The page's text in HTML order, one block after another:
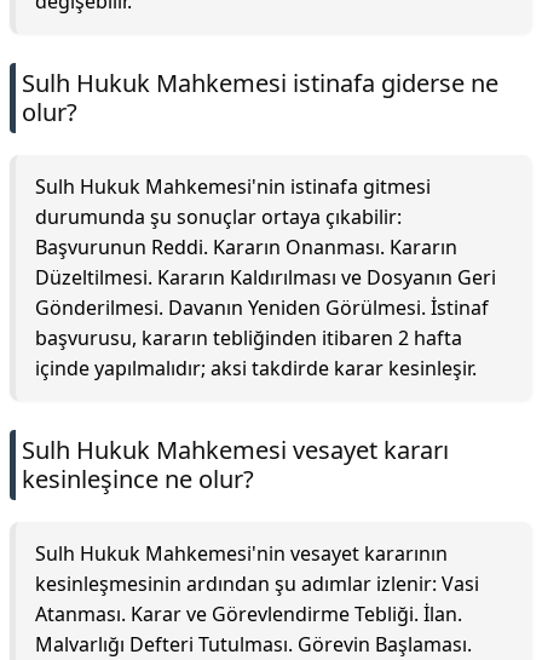
Sulh Hukuk Mahkemesi istinafa giderse ne
olur?
Sulh Hukuk Mahkemesi'nin istinafa gitmesi
durumunda şu sonuçlar ortaya çıkabilir:
Başvurunun Reddi. Kararın Onanması. Kararın
Düzeltilmesi. Kararın Kaldırılması ve Dosyanın Geri
Gönderilmesi. Davanın Yeniden Görülmesi. İstinaf
başvurusu, kararın tebliğinden itibaren 2 hafta
içinde yapılmalıdır; aksi takdirde karar kesinleşir.
Sulh Hukuk Mahkemesi vesayet kararı
kesinleşince ne olur?
Sulh Hukuk Mahkemesi'nin vesayet kararının
kesinleşmesinin ardından şu adımlar izlenir: Vasi
Atanması. Karar ve Görevlendirme Tebliği. İlan.
Malvarlığı Defteri Tutulması. Görevin Başlaması.